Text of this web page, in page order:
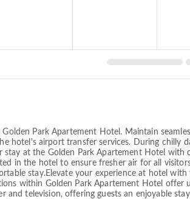
Park Apartement Hotel. Maintain
hotel's airport transfer services. During chilly
at the Golden Park Apartement Hotel with
in the hotel to ensure fresher air for all
stay.Elevate your experience at hotel
within Golden Park Apartement Hotel offer
and television, offering guests an enjoyable